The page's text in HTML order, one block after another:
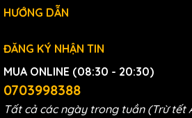
HƯỚNG DẪN
ĐĂNG KÝ NHẬN TIN
MUA ONLINE (08:30 - 20:30)
0703998388
Tất cả các ngày trong tuần (Trừ tết